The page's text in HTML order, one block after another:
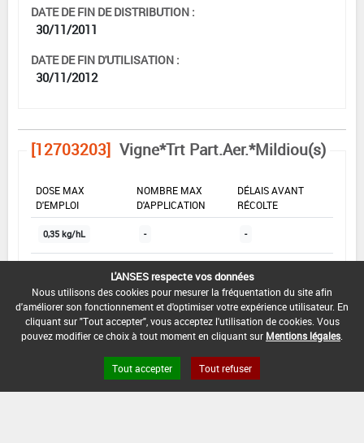
DATE DE FIN DE DISTRIBUTION :
30/11/2011
DATE DE FIN D'UTILISATION :
30/11/2012
[12703203] Vigne*Trt Part.Aer.*Mildiou(s)
DOSE MAX
D'EMPLOI
NOMBRE MAX
D'APPLICATION
DÉLAIS AVANT
RÉCOLTE
0,35 kg/hL - -
INTERVALLE MINIMUM ENTRE APPLICATIONS :
-
DATE DE RETRAIT DE L'USAGE :
DATE DE FIN DE DISTRIBUTION :
L'ANSES respecte vos données
Nous utilisons des cookies pour mesurer la fréquentation du site afin
d'améliorer son fonctionnement et d'optimiser votre expérience utilisateur. En
cliquant sur "Tout accepter", vous acceptez l'utilisation de cookies. Vous
pouvez modifier ce choix à tout moment en cliquant sur Mentions légales
Tout accepter Tout refuser